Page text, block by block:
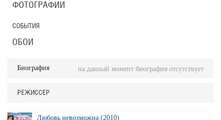
ФОТОГРАФИИ
СОБЫТИЯ
ОБОИ
Биография на данный момент биография отсутствует
РЕЖИССЕР
Любовь невозможна (2010)